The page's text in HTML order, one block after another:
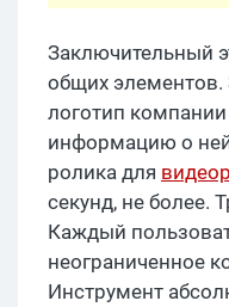
Заключительный
общих
логотип
информацию о
ролика для
секунд, не более.
Каждый
неограниченное
Инструмент